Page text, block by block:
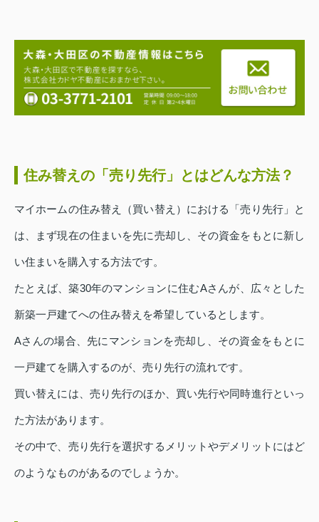
住み替えの「売り先行」とはどんな方法？
マイホームの住み替え（買い替え）における「売り先行」と
は、まず現在の住まいを先に売却し、その資金をもとに新し
い住まいを購入する方法です。
たとえば、築30年のマンションに住むAさんが、広々とした
新築一戸建てへの住み替えを希望しているとします。
Aさんの場合、先にマンションを売却し、その資金をもとに
一戸建てを購入するのが、売り先行の流れです。
買い替えには、売り先行のほか、買い先行や同時進行といっ
た方法があります。
その中で、売り先行を選択するメリットやデメリットにはど
のようなものがあるのでしょうか。